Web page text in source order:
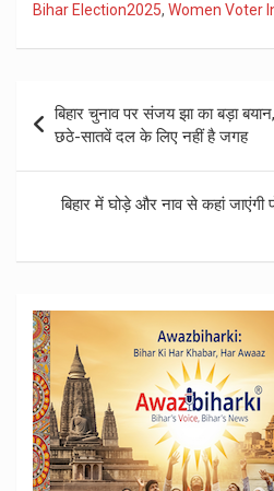
Bihar Election2025, Women Voter
Post
navigation
बिहार चुनाव पर संजय झा का बड़ा
छठे-सातवें दल के लिए नहीं है जगह
बिहार में घोड़े और नाव से कहां जाएंगी